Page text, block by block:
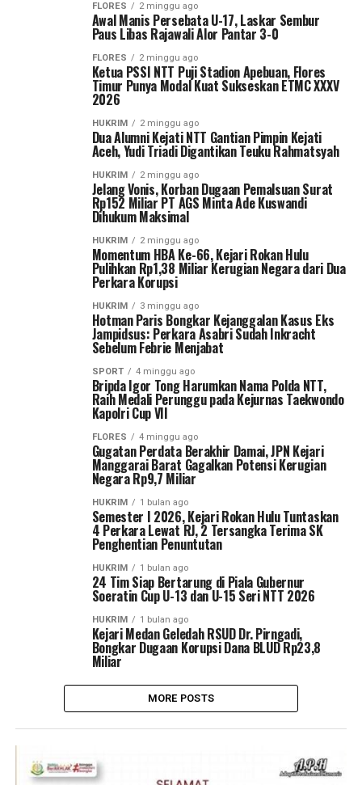
FLORES 2 minggu ago
Awal Manis Persebata U-17, Laskar Sembur
Paus Libas Rajawali Alor Pantar 3-0
FLORES 2 minggu ago
Ketua PSSI NTT Puji Stadion Apebuan, Flores
Timur Punya Modal Kuat Sukseskan ETMC XXXV
2026
HUKRIM 2 minggu ago
Dua Alumni Kejati NTT Gantian Pimpin Kejati
Aceh, Yudi Triadi Digantikan Teuku Rahmatsyah
HUKRIM 2 minggu ago
Jelang Vonis, Korban Dugaan Pemalsuan Surat
Rp152 Miliar PT AGS Minta Ade Kuswandi
Dihukum Maksimal
HUKRIM 2 minggu ago
Momentum HBA Ke-66, Kejari Rokan Hulu
Pulihkan Rp1,38 Miliar Kerugian Negara dari Dua
Perkara Korupsi
HUKRIM 3 minggu ago
Hotman Paris Bongkar Kejanggalan Kasus Eks
Jampidsus: Perkara Asabri Sudah Inkracht
Sebelum Febrie Menjabat
SPORT 4 minggu ago
Bripda Igor Tong Harumkan Nama Polda NTT,
Raih Medali Perunggu pada Kejurnas Taekwondo
Kapolri Cup VII
FLORES 4 minggu ago
Gugatan Perdata Berakhir Damai, JPN Kejari
Manggarai Barat Gagalkan Potensi Kerugian
Negara Rp9,7 Miliar
HUKRIM 1 bulan ago
Semester I 2026, Kejari Rokan Hulu Tuntaskan
4 Perkara Lewat RJ, 2 Tersangka Terima SK
Penghentian Penuntutan
HUKRIM 1 bulan ago
24 Tim Siap Bertarung di Piala Gubernur
Soeratin Cup U-13 dan U-15 Seri NTT 2026
HUKRIM 1 bulan ago
Kejari Medan Geledah RSUD Dr. Pirngadi,
Bongkar Dugaan Korupsi Dana BLUD Rp23,8
Miliar
MORE POSTS